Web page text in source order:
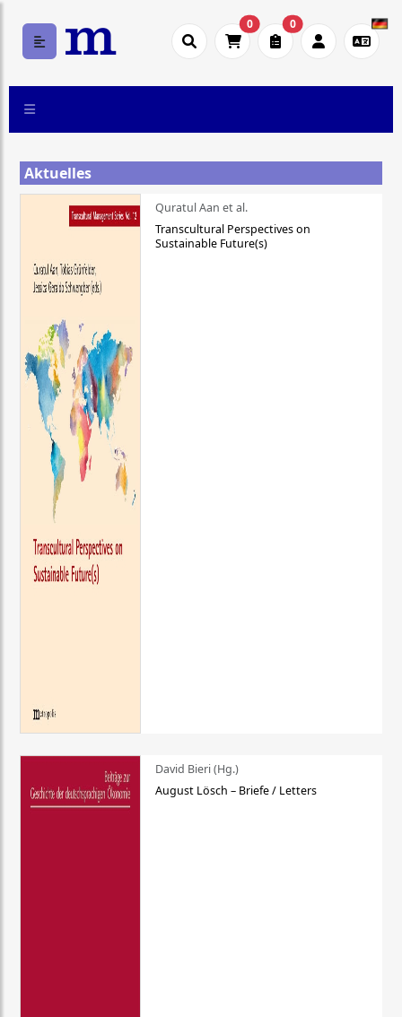
0 0
Aktuelles
Quratul Aan et al.
Transcultural Perspectives on
Sustainable Future(s)
David Bieri (Hg.)
August Lösch – Briefe / Letters